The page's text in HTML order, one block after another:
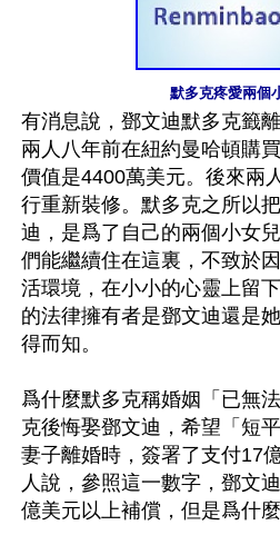
默多克疼愛兩個
有消息說，鄧文迪默多克籤
兩人八年前在紐約曼哈頓購
價值是4400萬美元。後來兩
行重新裝修。默多克之所以
迪，是爲了自己的兩個小女
們能繼續住在這裏，不致於
活環境，在小小的心靈上留
的法律擁有者是鄧文迪還是
得而知。
爲什麼默多克稱婚姻「已無
克後悔娶鄧文迪，希望「短
妻子離婚時，簽署了支付17
人說，參照這一數字，鄧文
億美元以上補償，但是爲什